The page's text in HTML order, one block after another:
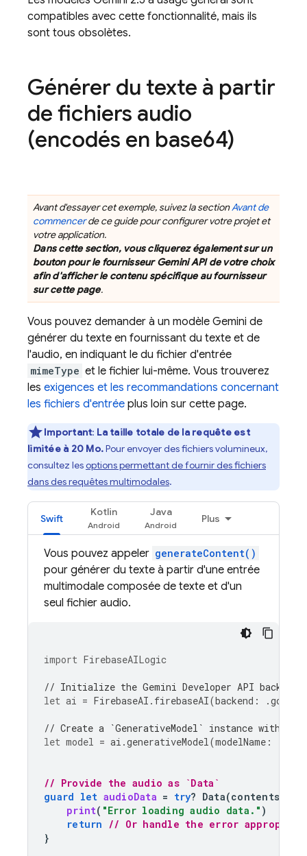
compatibles avec cette fonctionnalité, mais ils
sont tous obsolètes.
Générer du texte à partir
de fichiers audio
(encodés en base64)
Avant d'essayer cet exemple, suivez la sectionAvant de
commencerde ce guide pour configurer votre projet et
votre application.
Dans cette section, vous cliquerez également sur un
bouton pour le fournisseurGemini APIde votre choix
afin d'afficher le contenu spécifique au fournisseur
sur cette page.
Vous pouvez demander à un modèle Gemini de
générer du texte en fournissant du texte et de
l'audio, en indiquant le du fichier d'entrée
mimeType et le fichier lui-même. Vous trouverez
les exigences et les recommandations concernant
les fichiers d'entrée plus loin sur cette page.
Important: La taille totale de la requête est
limitée à 20 Mo.Pour envoyer des fichiers volumineux,
consultez lesoptions permettant de fournir des fichiers
dans des requêtes multimodales.
Swift
Kotlin Java
Plus
Vous pouvez appeler generateContent()
pour générer du texte à partir d'une entrée
multimodale composée de texte et d'un
seul fichier audio.
import FirebaseAILogic
// Initialize the Gemini Developer API backend
let ai = FirebaseAI . firebaseAI(backend : .
// Create a `GenerativeModel` instance with a
let model = ai .generativeModel(modelName :
// Provide the audio as `Data`
guard let audioData = try? Data(contentsOf
print( "Error loading audio data." )
return // Or handle the error
}